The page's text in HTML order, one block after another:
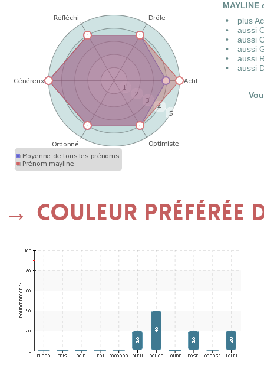
MAYLINE
plus
aussi
aussi
aussi
aussi
aussi
Couleur préférée